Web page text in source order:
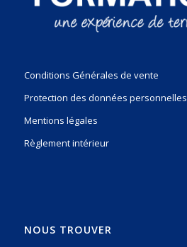
Conditions Générales de vente
Protection des données personnelles
Mentions légales
Règlement intérieur
NOUS TROUVER